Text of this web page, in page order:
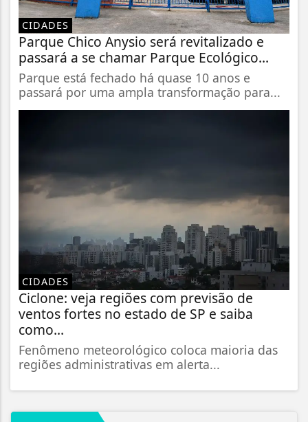
CIDADES
Parque Chico Anysio será revitalizado e
passará a se chamar Parque Ecológico...
Parque está fechado há quase 10 anos e
passará por uma ampla transformação para...
CIDADES
Ciclone: veja regiões com previsão de
ventos fortes no estado de SP e saiba
como...
Fenômeno meteorológico coloca maioria das
regiões administrativas em alerta...